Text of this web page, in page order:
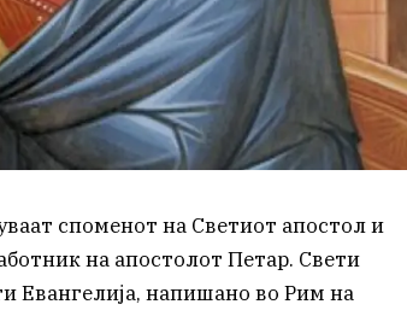
споменот на Светиот апостол и
на апостолот Петар. Свети
Евангелија, напишано во Рим на